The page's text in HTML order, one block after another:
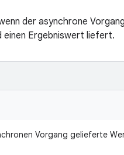
der asynchrone Vorgang
Ergebniswert liefert.
Vorgang gelieferte